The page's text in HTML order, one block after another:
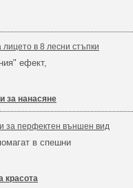
в 8 лесни стъпки
ефект,
за нанасяне
за перфектен външен вид
в спешни
красота